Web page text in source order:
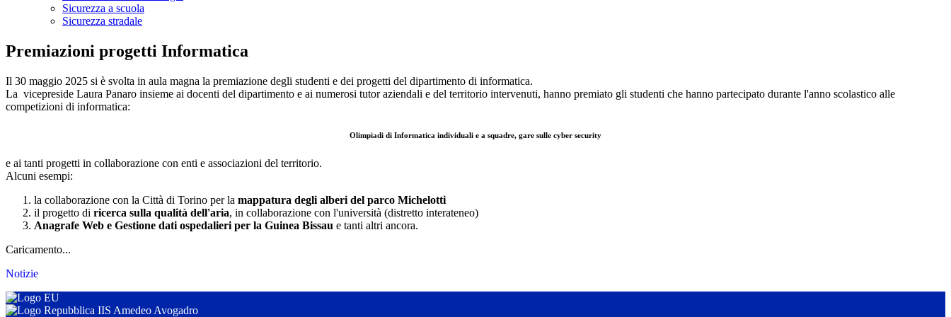
Sicurezza a scuola
Sicurezza stradale
Premiazioni progetti Informatica
Il 30 maggio 2025 si è svolta in aula magna la premiazione degli studenti e dei progetti del dipartimento di informatica.
La vicepreside Laura Panaro insieme ai docenti del dipartimento e ai numerosi tutor aziendali e del territorio intervenuti, hanno premiato gli studenti che hanno partecipato durante l'anno scolastico alle
competizioni di informatica:
Olimpiadi di Informatica individuali e a squadre, gare sulle cyber security
e ai tanti progetti in collaborazione con enti e associazioni del territorio.
Alcuni esempi:
la collaborazione con la Città di Torino per la mappatura degli alberi del parco Michelotti
il progetto di ricerca sulla qualità dell'aria, in collaborazione con l'università (distretto interateneo)
Anagrafe Web e Gestione dati ospedalieri per la Guinea Bissau e tanti altri ancora.
Caricamento...
Notizie
IIS Amedeo Avogadro